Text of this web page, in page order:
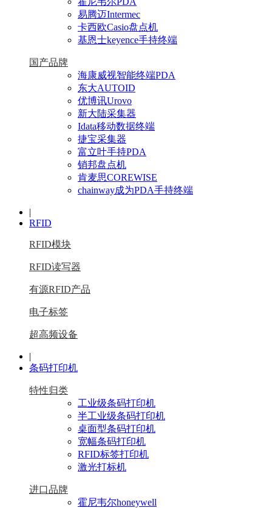
易腾迈Intermec
卡西欧Casio盘点机
基恩士keyence手持终端
国产品牌
海康威视智能终端PDA
东大AUTOID
优博讯Urovo
新大陆采集器
Idata移动数据终端
捷宝采集器
富立叶手持PDA
销邦盘点机
肯麦思COREWISE
chainway成为PDA手持终端
|
RFID
RFID模块
RFID读写器
有源RFID产品
电子标签
超高频设备
|
条码打印机
特性归类
工业级条码打印机
半工业级条码打印机
桌面型条码打印机
宽幅条码打印机
RFID标签打印机
激光打标机
进口品牌
霍尼韦尔honeywell